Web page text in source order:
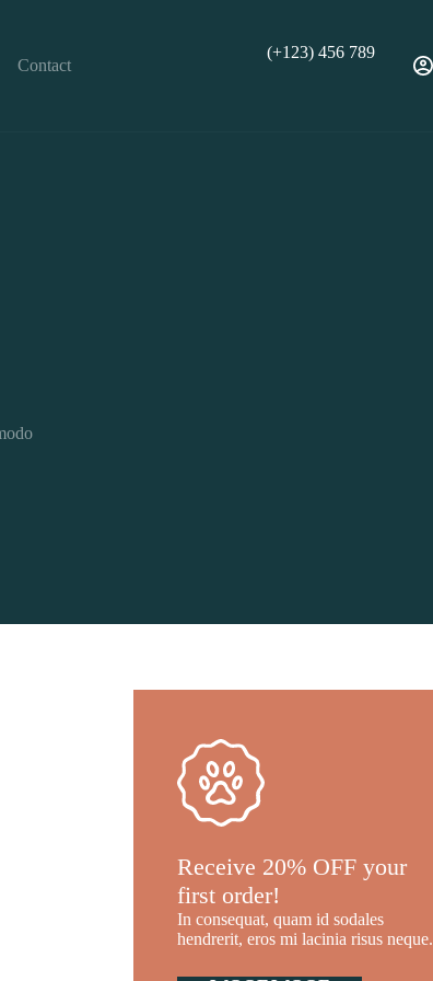
Contact
(+123) 456 789
Receive 20% OFF your
first order!
In consequat, quam id sodales
hendrerit, eros mi lacinia risus neque.